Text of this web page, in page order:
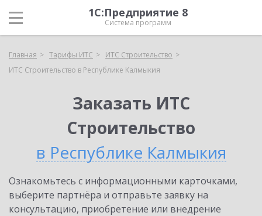
1С:Предприятие 8
Система программ
Главная Тарифы ИТС
ИТС Строительство
ИТС Строительство в Республике Калмыкия
Заказать ИТС
Строительство
в Республике Калмыкия
Ознакомьтесь с информационными карточками,
выберите партнёра и отправьте заявку на
консультацию, приобретение или внедрение